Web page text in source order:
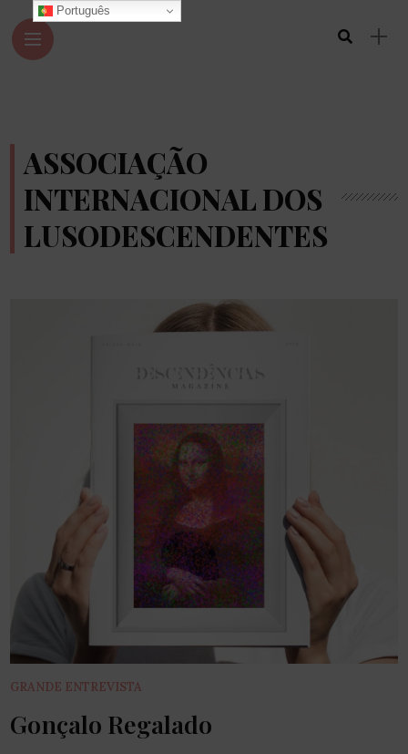
ASSOCIAÇÃO
INTERNACIONAL DOS
LUSODESCENDENTES
GRANDE ENTREVISTA
Gonçalo Regalado
Português